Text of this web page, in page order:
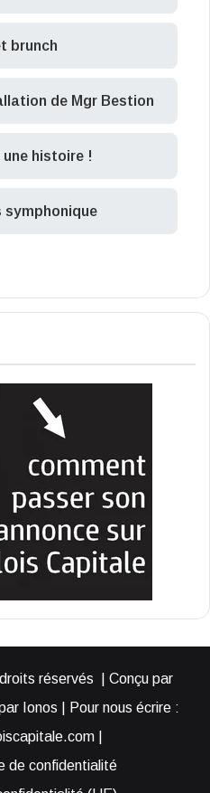
brunch
de Mgr Bestion
histoire !
symphonique
réservés | Conçu par
Ionos | Pour nous écrire :
|
de confidentialité